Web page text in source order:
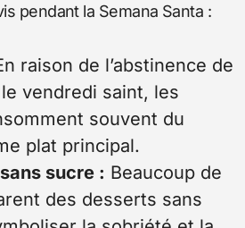
pendant la Semana Santa :
raison de l’abstinence de
vendredi saint, les
souvent du
plat principal.
sucre : Beaucoup de
des desserts sans